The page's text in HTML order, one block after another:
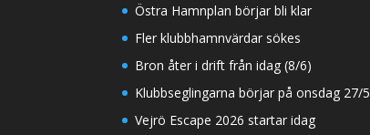
Östra Hamnplan börjar bli klar
Fler klubbhamnvärdar sökes
Bron åter i drift från idag (8/6)
Klubbseglingarna börjar på onsdag 27/5
Vejrö Escape 2026 startar idag